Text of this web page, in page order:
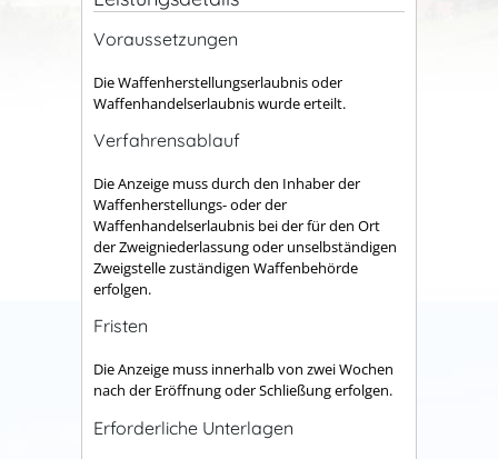
Voraussetzungen
Die Waffenherstellungserlaubnis oder
Waffenhandelserlaubnis wurde erteilt.
Verfahrensablauf
Die Anzeige muss durch den Inhaber der
Waffenherstellungs- oder der
Waffenhandelserlaubnis bei der für den Ort
der Zweigniederlassung oder unselbständigen
Zweigstelle zuständigen Waffenbehörde
erfolgen.
Fristen
Die Anzeige muss innerhalb von zwei Wochen
nach der Eröffnung oder Schließung erfolgen.
Erforderliche Unterlagen